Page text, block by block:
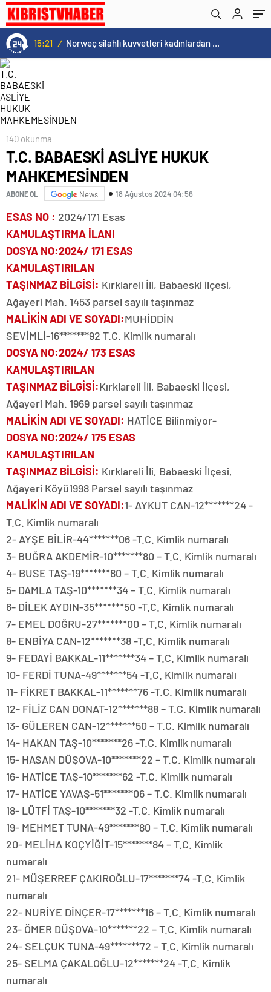
15:20 / Cristiano Ronaldo’nun akıllara zarar tüm kariyerinin istatistiğini çıkardık !
140 okunma
T.C. BABAESKİ ASLİYE HUKUK
MAHKEMESİNDEN
ABONE OL News 18 Ağustos 2024 04:56
ESAS NO : 2024/171 Esas
KAMULAŞTIRMA İLANI
DOSYA NO:2024/ 171 ESAS
KAMULAŞTIRILAN
TAŞINMAZ BİLGİSİ: Kırklareli İli, Babaeski ilçesi,
Ağayeri Mah. 1453 parsel sayılı taşınmaz
MALİKİN ADI VE SOYADI:MUHİDDİN
SEVİMLİ-16*******92 T.C. Kimlik numaralı
DOSYA NO:2024/ 173 ESAS
KAMULAŞTIRILAN
TAŞINMAZ BİLGİSİ:Kırklareli İli, Babaeski İlçesi,
Ağayeri Mah. 1969 parsel sayılı taşınmaz
MALİKİN ADI VE SOYADI: HATİCE Bilinmiyor-
DOSYA NO:2024/ 175 ESAS
KAMULAŞTIRILAN
TAŞINMAZ BİLGİSİ: Kırklareli İli, Babaeski İlçesi,
Ağayeri Köyü1998 Parsel sayılı taşınmaz
MALİKİN ADI VE SOYADI:1- AYKUT CAN-12*******24 -
T.C. Kimlik numaralı
2- AYŞE BİLİR-44*******06 -T.C. Kimlik numaralı
3- BUĞRA AKDEMİR-10*******80 – T.C. Kimlik numaralı
4- BUSE TAŞ-19*******80 – T.C. Kimlik numaralı
5- DAMLA TAŞ-10*******34 – T.C. Kimlik numaralı
6- DİLEK AYDIN-35*******50 -T.C. Kimlik numaralı
7- EMEL DOĞRU-27*******00 – T.C. Kimlik numaralı
8- ENBİYA CAN-12*******38 -T.C. Kimlik numaralı
9- FEDAYİ BAKKAL-11*******34 – T.C. Kimlik numaralı
10- FERDİ TUNA-49*******54 -T.C. Kimlik numaralı
11- FİKRET BAKKAL-11*******76 -T.C. Kimlik numaralı
12- FİLİZ CAN DONAT-12*******88 – T.C. Kimlik numaralı
13- GÜLEREN CAN-12*******50 – T.C. Kimlik numaralı
14- HAKAN TAŞ-10*******26 -T.C. Kimlik numaralı
15- HASAN DÜŞOVA-10*******22 – T.C. Kimlik numaralı
16- HATİCE TAŞ-10*******62 -T.C. Kimlik numaralı
17- HATİCE YAVAŞ-51*******06 – T.C. Kimlik numaralı
18- LÜTFİ TAŞ-10*******32 -T.C. Kimlik numaralı
19- MEHMET TUNA-49*******80 – T.C. Kimlik numaralı
20- MELİHA KOÇYİĞİT-15*******84 – T.C. Kimlik
numaralı
21- MÜŞERREF ÇAKIROĞLU-17*******74 -T.C. Kimlik
numaralı
22- NURİYE DİNÇER-17*******16 – T.C. Kimlik numaralı
23- ÖMER DÜŞOVA-10*******22 – T.C. Kimlik numaralı
24- SELÇUK TUNA-49*******72 – T.C. Kimlik numaralı
25- SELMA ÇAKALOĞLU-12*******24 -T.C. Kimlik
numaralı